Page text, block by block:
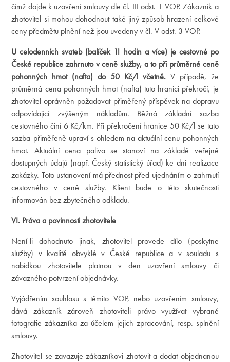
čímž dojde k uzavření smlouvy dle čl. III odst. 1 VOP. Zákazník a
zhotovitel si mohou dohodnout také jiný způsob hrazení celkové
ceny předmětu plnění než jsou uvedeny v čl. V odst. 3 VOP.
U celodenních svateb (balíček 11 hodin a více) je cestovné po
České republice zahrnuto v ceně služby, a to při průměrné ceně
pohonných hmot (nafta) do 50 Kč/l včetně.V případě, že
průměrná cena pohonných hmot (nafta) tuto hranici překročí, je
zhotovitel oprávněn požadovat přiměřený příspěvek na dopravu
odpovídající zvýšeným nákladům. Běžná základní sazba
cestovného činí 6 Kč/km. Při překročení hranice 50 Kč/l se tato
sazba přiměřeně upraví s ohledem na aktuální cenu pohonných
hmot. Aktuální cena paliva se stanoví na základě veřejně
dostupných údajů (např. Český statistický úřad) ke dni realizace
zakázky. Toto ustanovení má přednost před ujednáním o zahrnutí
cestovného v ceně služby. Klient bude o této skutečnosti
informován bez zbytečného odkladu.
VI. Práva a povinnosti zhotovitele
Není-li dohodnuto jinak, zhotovitel provede dílo (poskytne
služby) v kvalitě obvyklé v České republice a v souladu s
nabídkou zhotovitele platnou v den uzavření smlouvy či
závazného potvrzení objednávky.
Vyjádřením souhlasu s těmito VOP, nebo uzavřením smlouvy,
dává zákazník zároveň zhotoviteli právo využívat vybrané
fotografie zákazníka za účelem jejich zpracování, resp. splnění
smlouvy.
Zhotovitel se zavazuje zákazníkovi zhotovit a dodat objednanou